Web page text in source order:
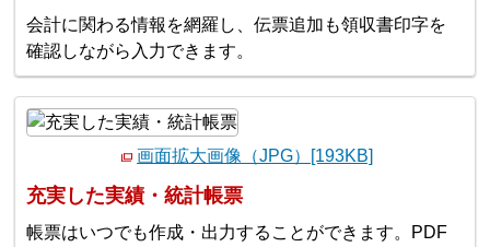
会計に関わる情報を網羅し、伝票追加も領収書印字を
確認しながら入力できます。
画面拡大画像（JPG）[193KB]
充実した実績・統計帳票
帳票はいつでも作成・出力することができます。PDF